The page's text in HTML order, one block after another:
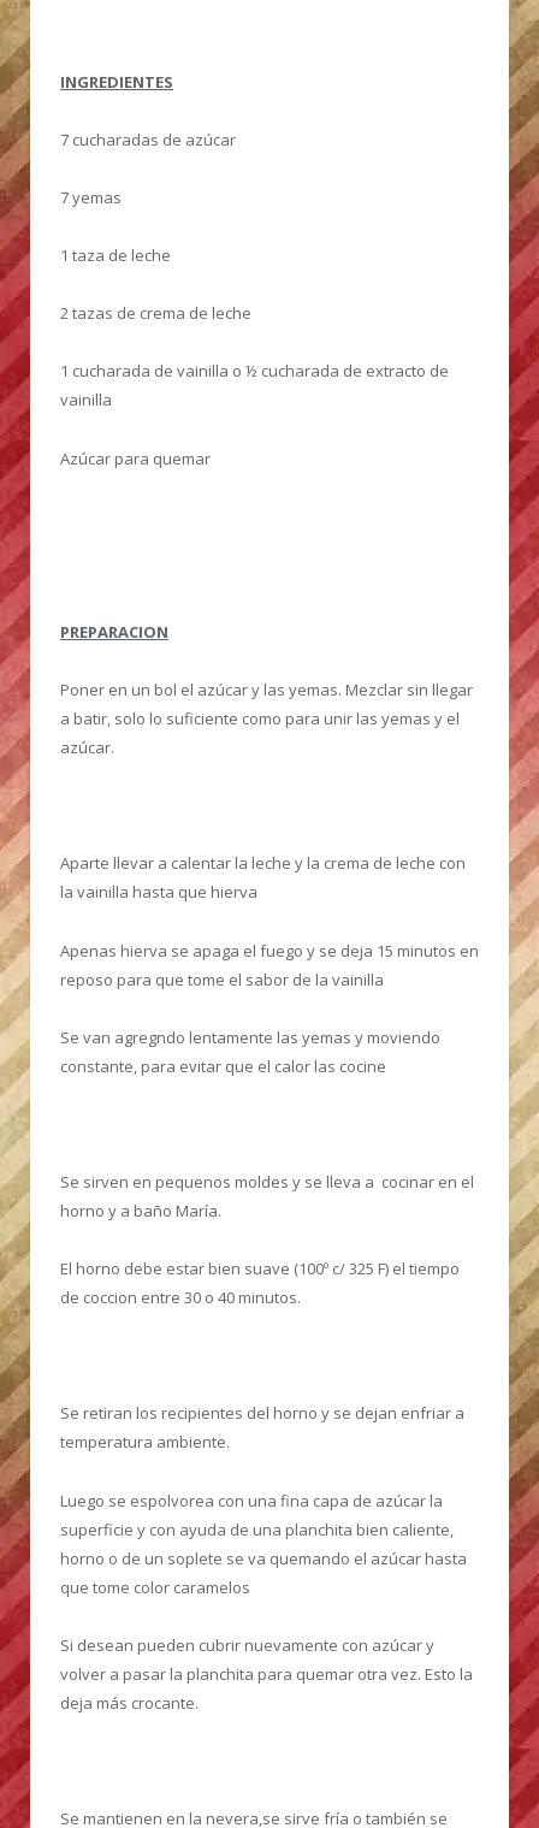
INGREDIENTES
7 cucharadas de azúcar
7 yemas
1 taza de leche
2 tazas de crema de leche
1 cucharada de vainilla o ½ cucharada de extracto de
vainilla
Azúcar para quemar
PREPARACION
Poner en un bol el azúcar y las yemas. Mezclar sin llegar
a batir, solo lo suficiente como para unir las yemas y el
azúcar.
Aparte llevar a calentar la leche y la crema de leche con
la vainilla hasta que hierva
Apenas hierva se apaga el fuego y se deja 15 minutos en
reposo para que tome el sabor de la vainilla
Se van agregndo lentamente las yemas y moviendo
constante, para evitar que el calor las cocine
Se sirven en pequenos moldes y se lleva a cocinar en el
horno y a baño María.
El horno debe estar bien suave (100º c/ 325 F) el tiempo
de coccion entre 30 o 40 minutos.
Se retiran los recipientes del horno y se dejan enfriar a
temperatura ambiente.
Luego se espolvorea con una fina capa de azúcar la
superficie y con ayuda de una planchita bien caliente,
horno o de un soplete se va quemando el azúcar hasta
que tome color caramelos
Si desean pueden cubrir nuevamente con azúcar y
volver a pasar la planchita para quemar otra vez. Esto la
deja más crocante.
Se mantienen en la nevera,se sirve fría o también se